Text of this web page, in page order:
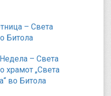
– Света
Битола
– Света
храмот „Света
во Битола